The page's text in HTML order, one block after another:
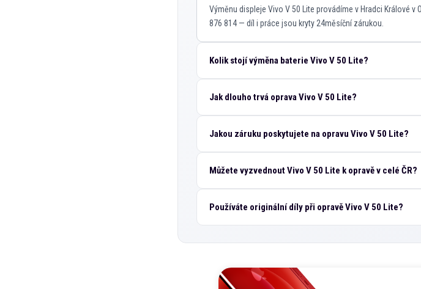
Výměnu displeje Vivo V 50 Lite provádíme v Hradci Králové v
876 814 — díl i práce jsou kryty 24měsíční zárukou.
Kolik stojí výměna baterie Vivo V 50 Lite?
Jak dlouho trvá oprava Vivo V 50 Lite?
Jakou záruku poskytujete na opravu Vivo V 50 Lite?
Můžete vyzvednout Vivo V 50 Lite k opravě v celé ČR?
Používáte originální díly při opravě Vivo V 50 Lite?